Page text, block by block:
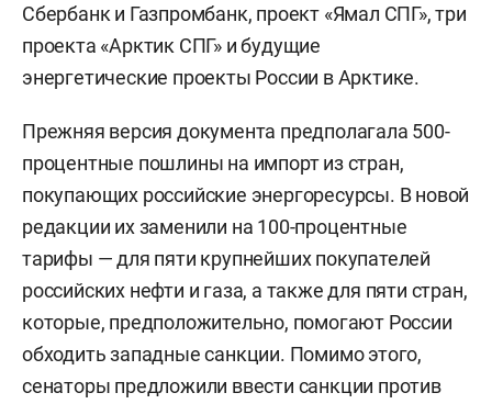
Сбербанк и Газпромбанк, проект «Ямал СПГ», три
проекта «Арктик СПГ» и будущие
энергетические проекты России в Арктике.
Прежняя версия документа предполагала 500-
процентные пошлины на импорт из стран,
покупающих российские энергоресурсы. В новой
редакции их заменили на 100-процентные
тарифы — для пяти крупнейших покупателей
российских нефти и газа, а также для пяти стран,
которые, предположительно, помогают России
обходить западные санкции. Помимо этого,
сенаторы предложили ввести санкции против